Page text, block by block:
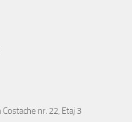
nr. 22, Etaj 3